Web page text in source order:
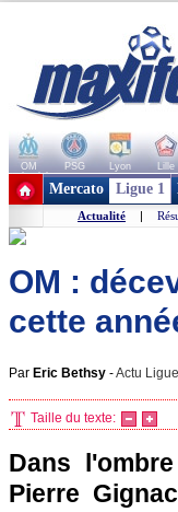
OM PSG Lyon Lille
+ de clubs
Mercato Ligue 1
Actualité |
OM :
cette
Par Eric Bethsy -Actu
Taille du texte:
Dans
Pierre